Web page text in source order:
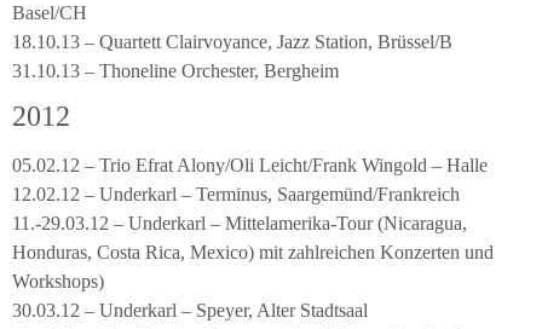
Basel/CH
18.10.13 – Quartett Clairvoyance, Jazz Station, Brüssel/B
31.10.13 – Thoneline Orchester, Bergheim
2012
05.02.12 – Trio Efrat Alony/Oli Leicht/Frank Wingold – Halle
12.02.12 – Underkarl – Terminus, Saargemünd/Frankreich
11.-29.03.12 – Underkarl – Mittelamerika-Tour (Nicaragua,
Honduras, Costa Rica, Mexico) mit zahlreichen Konzerten und
Workshops)
30.03.12 – Underkarl – Speyer, Alter Stadtsaal